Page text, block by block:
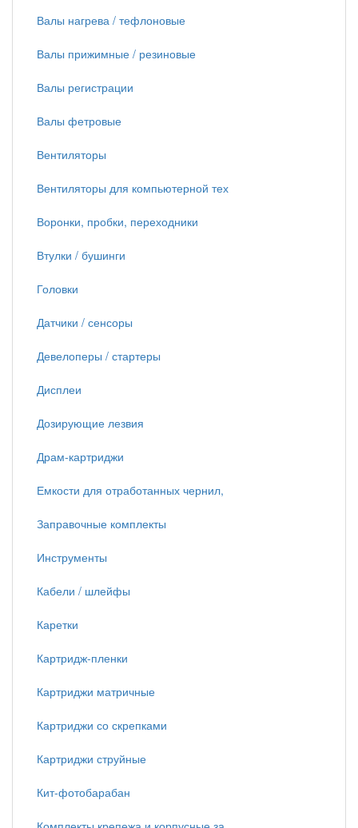
Валы нагрева / тефлоновые
Валы прижимные / резиновые
Валы регистрации
Валы фетровые
Вентиляторы
Вентиляторы для компьютерной тех
Воронки, пробки, переходники
Втулки / бушинги
Головки
Датчики / сенсоры
Девелоперы / стартеры
Дисплеи
Дозирующие лезвия
Драм-картриджи
Емкости для отработанных чернил,
Заправочные комплекты
Инструменты
Кабели / шлейфы
Каретки
Картридж-пленки
Картриджи матричные
Картриджи со скрепками
Картриджи струйные
Кит-фотобарабан